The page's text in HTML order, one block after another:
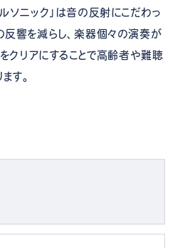
ソニック」は音の反射にこだわっ
響を減らし、楽器個々の演奏が
クリアにすることで高齢者や難聴
す。